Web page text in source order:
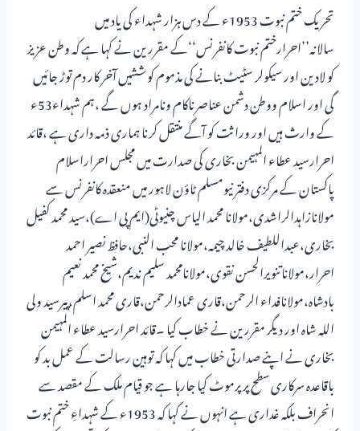
تحریک ختم نبوت 1953ء کے دس ہزار شہداء کی یاد میں
سالانہ’’احرارختم نبوت کانفرنس‘‘کے مقررین نے کہا ہے کہ وطن عزیز
کو لادین اور سیکولر سٹیٹ بنانے کی مذموم کوششیں آخر کار دم توڑ جائیں
گی اور اسلام ووطن دشمن عناصرناکام ونامراد ہوں گے ،ہم شہداء53ء
کے وارث ہیں اور وراثت کو آگے منتقل کرنا ہماری ذمہ داری ہے ،قائد
احرارسید عطاء المہیمن بخاری کی صدارت میں مجلس احراراسلام
پاکستان کے مرکزی دفتر نیومسلم ٹاؤن لاہور میں منعقدہ کانفرنس سے
مولانازاہدالراشدی،مولانا محمد الیاس چنیوٹی(ایم پی اے)،سید محمد کفیل
بخاری،عبداللطیف خالد چیمہ،مولانا محب النبی،حافظ نصیر احمد
احرار،مولاناتنویرالحسن نقوی،مولانامحمد سلیم ندیم،شیخ محمد نعیم
بادشاہ،مولانافداء الرحمن،قاری عمادالرحمن،قاری محمد اسلم،پیرسید ولی
اللہ شاہ اور دیگر مقررین نے خطاب کیا ۔قائد احرارسید عطاء المہیمن
بخاری نے اپنے صدارتی خطاب میں کہا کہ توہین رسالت کے عمل بد کو
باقاعدہ سرکاری سطح پر پرموٹ کیا جارہا ہے جو قیام ملک کے مقصد سے
انحراف بلکہ غداری ہے انہوں نے کہا کہ 1953ء کے شہداءِ ختم نبوت